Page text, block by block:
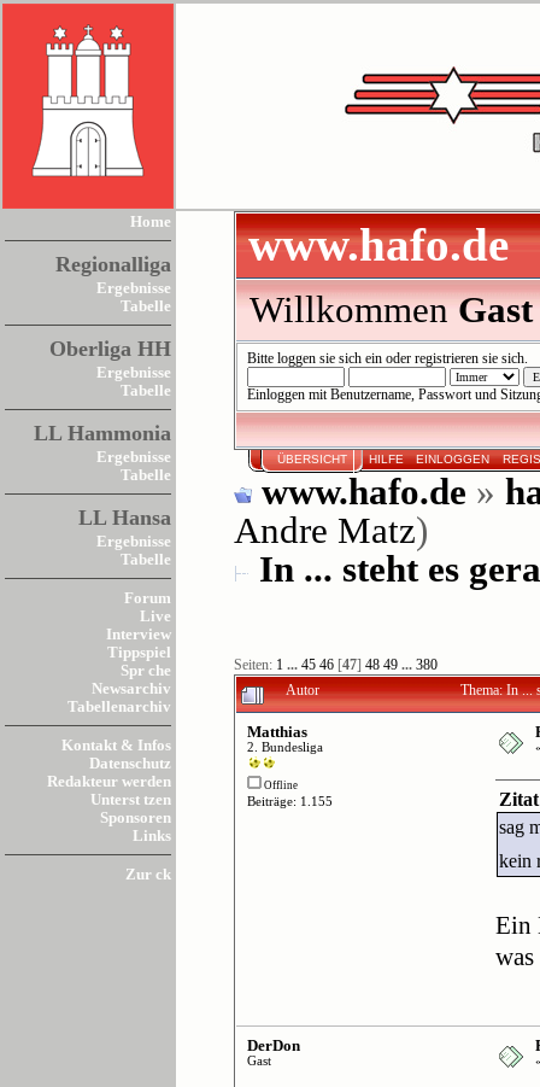
Home
Regionalliga
Ergebnisse
Tabelle
Oberliga HH
Ergebnisse
Tabelle
LL Hammonia
Ergebnisse
Tabelle
LL Hansa
Ergebnisse
Tabelle
Forum
Live
Interview
Tippspiel
Spr che
Newsarchiv
Tabellenarchiv
Kontakt & Infos
Datenschutz
Redakteur werden
Unterst tzen
Sponsoren
Links
Zur ck
www.hafo.de
WillkommenGast
Bitte loggen sie sich einoder registrieren sie sich.
Einloggen mit Benutzername, Passwort und
ÜBERSICHT HILFE EINLOGGEN
www.hafo.de »
Andre Matz)
In ... steht es
Seiten: 1 ... 45 46[47] 48 49 ... 380
Autor Thema: In ...
Matthias
2. Bundesliga
Offline
Beiträge: 1.155
sag
kein
Ein
DerDon
Gast